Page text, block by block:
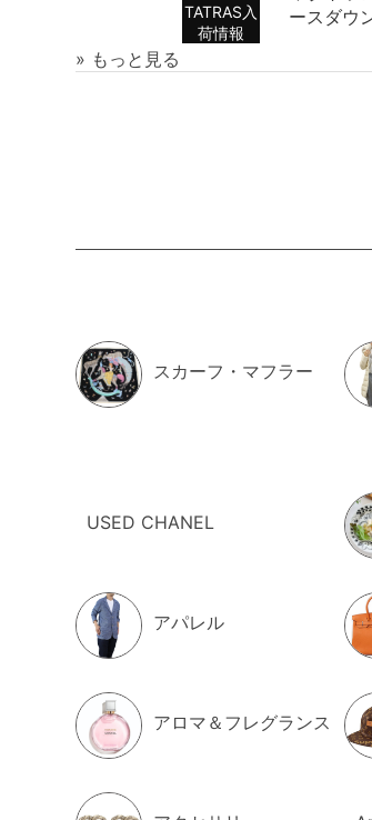
TATRAS入
荷情報
ースダウ
» もっと見る
スカーフ・マフラー
USED CHANEL
アパレル
アロマ＆フレグランス